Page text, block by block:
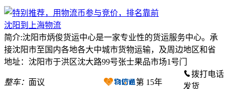
沈阳到上海物流
简介:沈阳市炳俊货运中心是一家专业性的货运服务中心。承
接沈阳市至国内各地各大中城市货物运输，及周边地区和省
地址：沈阳市于洪区沈大路99号张士果品市场1号门
整车： 面议 第 15年
拨打电话
发货